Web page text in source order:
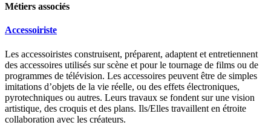
Métiers associés
Accessoiriste
Les accessoiristes construisent, préparent, adaptent et entretiennent
des accessoires utilisés sur scène et pour le tournage de films ou de
programmes de télévision. Les accessoires peuvent être de simples
imitations d’objets de la vie réelle, ou des effets électroniques,
pyrotechniques ou autres. Leurs travaux se fondent sur une vision
artistique, des croquis et des plans. Ils/Elles travaillent en étroite
collaboration avec les créateurs.